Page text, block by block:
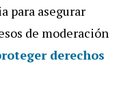
para asegurar
de moderación
derechos